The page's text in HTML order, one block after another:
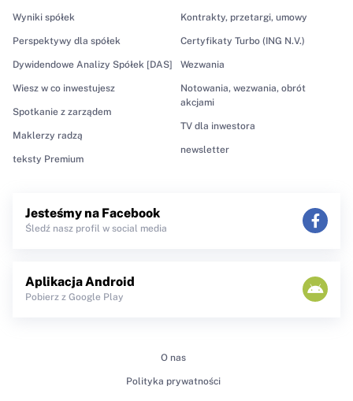
Wyniki spółek
Perspektywy dla spółek
Dywidendowe Analizy Spółek [DAS]
Wiesz w co inwestujesz
Spotkanie z zarządem
Maklerzy radzą
teksty Premium
Kontrakty, przetargi, umowy
Certyfikaty Turbo (ING N.V.)
Wezwania
Notowania, wezwania, obrót
akcjami
TV dla inwestora
newsletter
Jesteśmy na Facebook
Śledź nasz profil w social media
Aplikacja Android
Pobierz z Google Play
O nas
Polityka prywatności